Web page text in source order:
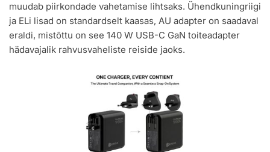
muudab piirkondade vahetamise lihtsaks. Ühendkuningriigi
ja ELi lisad on standardselt kaasas, AU adapter on saadaval
eraldi, mistõttu on see 140 W USB-C GaN toiteadapter
hädavajalik rahvusvaheliste reiside jaoks.